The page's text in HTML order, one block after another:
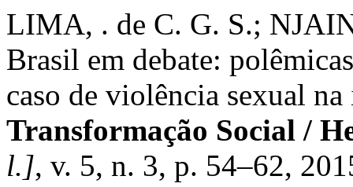
LIMA, . de C. G. S.;
Brasil em debate:
caso de violência sexual
Transformação Social /
l.], v. 5, n. 3, p. 54–62,